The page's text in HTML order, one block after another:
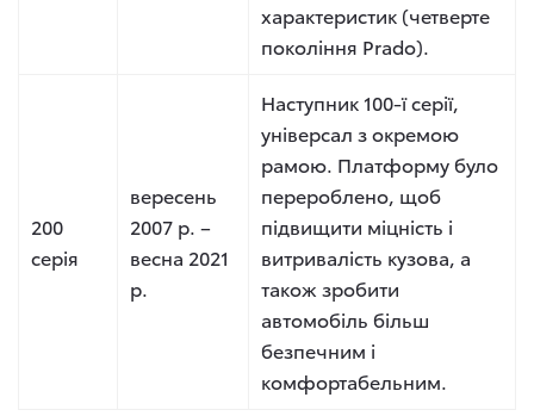
характеристик (четверте
покоління Prado).
200
серія
вересень
2007 р. –
весна 2021
р.
Наступник 100-ї серії,
універсал з окремою
рамою. Платформу було
перероблено, щоб
підвищити міцність і
витривалість кузова, а
також зробити
автомобіль більш
безпечним і
комфортабельним.